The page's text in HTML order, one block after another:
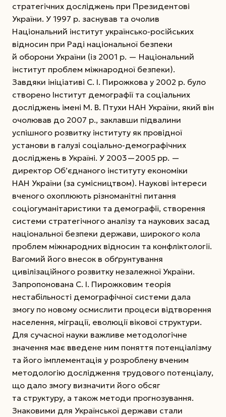
стратегічних досліджень при Президентові
України. У 1997 р. заснував та очолив
Національний інститут українсько-російських
відносин при Раді національної безпеки
й оборони Украї­ни (із 2001 р. — Національний
інститут проблем міжнародної безпеки).
Завдяки ініціативі С. І. Пирожкова у 2002 р. було
створено Інститут демографії та соціальних
досліджень імені М. В. Птухи НАН України, який він
очолював до 2007 р., заклавши підвалини
успішного розвитку інституту як провідної
установи в галузі соціально-демографічних
досліджень в Україні. У 2003—2005 рр. —
директор Об’єднаного інституту економіки
НАН України (за сумісництвом). Наукові інтереси
вченого охоплюють різноманітні питання
соціогуманітаристики та демографії, створення
системи стратегічного аналізу та наукових засад
національної безпеки держави, широкого кола
проблем міжнародних відносин та конфліктології.
Вагомий його внесок в обґрунтування
цивілізаційного розвитку незалежної України.
Запропонована С. І. Пирожковим теорія
нестабільності демографічної системи дала
змогу по новому осмислити процеси відтворення
населення, міграції, еволюції вікової структури.
Для сучасної науки важливе методологічне
значення має введене ним поняття потенціалізму
та його імплементація у розроблену вченим
методологію дослідження трудового потенціалу,
що дало змогу визначити його обсяг
та структуру, а також методи прогнозування.
Знаковими для Україн­ської держави стали